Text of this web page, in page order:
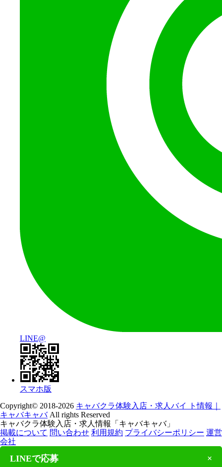
LINE@
スマホ版
Copyright© 2018-2026 キャバクラ体験入店・求人バイ ト情報｜
キャバキャバAll rights Reserved
キャバクラ体験入店・求人情報「キャバキャバ」
掲載について 問い合わせ 利用規約 プライバシーポリシー 運営
会社
LINEで応募 ×